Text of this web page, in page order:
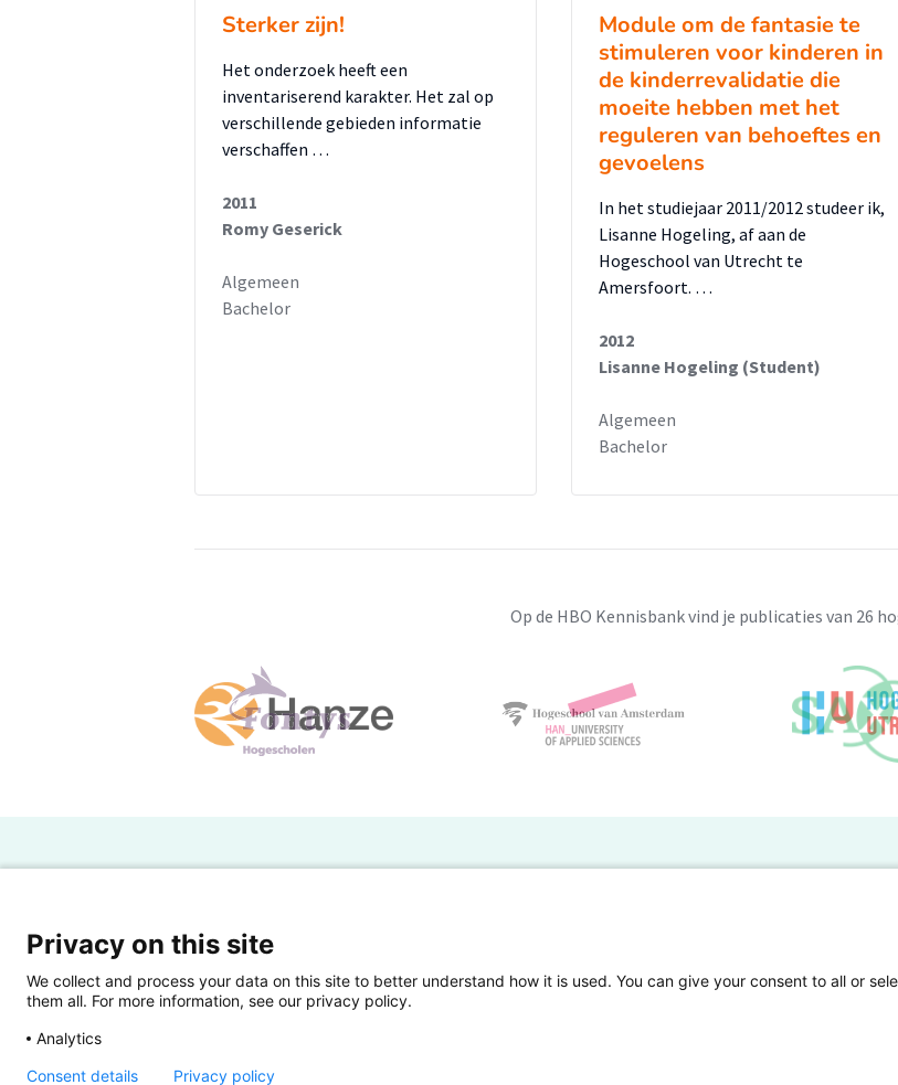
Sterker zijn!
Het onderzoek heeft een
inventariserend karakter. Het zal op
verschillende gebieden informatie
verschaffen …
2011
Romy Geserick
Algemeen
Bachelor
Module om de fantasie te
stimuleren voor kinderen in
de kinderrevalidatie die
moeite hebben met het
reguleren van behoeftes en
gevoelens
In het studiejaar 2011/2012 studeer ik,
Lisanne Hogeling, af aan de
Hogeschool van Utrecht te
Amersfoort. …
2012
Lisanne Hogeling (Student)
Algemeen
Bachelor
Op de HBO Kennisbank vind je publicaties van 26
Powered by SURF
Eigen onderzoek publiceren
Veelgestelde
Privacy on this site
We collect and process your data on this site to better understand how it is used. You can give your consent to all or
them all. For more information, see our privacy policy.
Analytics
Consent details Privacy policy